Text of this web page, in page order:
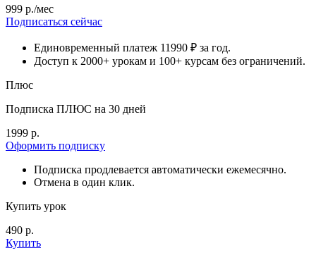
999 р./мес
Подписаться сейчас
Единовременный платеж 11990 ₽ за год.
Доступ к 2000+ урокам и 100+ курсам без ограничений.
Плюс
Подписка ПЛЮС на 30 дней
1999 р.
Оформить подписку
Подписка продлевается автоматически ежемесячно.
Отмена в один клик.
Купить урок
490 р.
Купить